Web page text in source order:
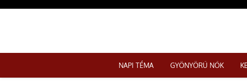
NAPI TÉMA GYÖNYÖRŰ NŐK